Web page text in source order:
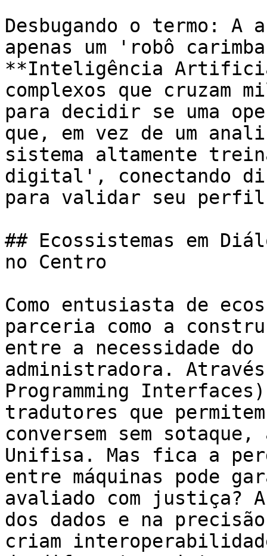
Desbugando o termo: A
apenas um 'robô
**Inteligência
complexos que cruzam
para decidir se uma
que, em vez de um
sistema altamente
digital', conectando
para validar seu perfil
## Ecossistemas em
no Centro
Como entusiasta de
parceria como a
entre a necessidade
administradora.
Programming
tradutores que
conversem sem
Unifisa. Mas fica a
entre máquinas pode
avaliado com justiça?
dos dados e na
criam